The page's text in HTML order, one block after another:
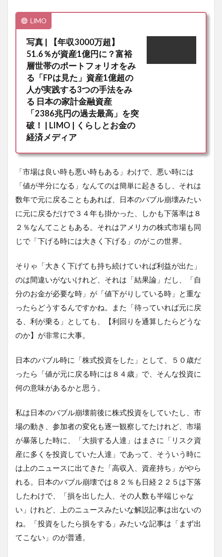
LIMO
写真 | 【年収3000万超】
51.6％が資産1億円に？富裕
層世帯のポートフォリオをみ
る「FPは見た」資産1億超の
人が実践する3つの手法をみ
る 日本の家計金融資産
「2386兆円の過去最高」を突
破！ | LIMO | くらしとお金の
経済メディア
「市場は良い時も悪い時もある」わけで、悪い時には
「値が半分になる」なんてのは簡単に起きるし、それは
数年で元に戻ることもあれば、日本のバブル崩壊みたい
に元に戻るだけで３４年も掛かった、しかも下落率は８
２％なんてこともある。それはアメリカの株式市場も同
じで「下げる時には大きく下げる」のがこの世界。
そりゃ「大きく下げても持ち続けていれば利益が出た」
のは間違いがないけれど、それは「結果論」だし、「自
分のお金が必要な時」が「値下がりしている時」と重な
ったらどうするんですかね。また「待っていれば元に戻
る、利が乗る」としても、【利回りを通算したらどうな
のか】が非常に大事。
日本のバブル時に「株式投資をした」として、５０歳だ
ったら「値が元に戻る時には８４歳」で、そんな投資に
何の意味があるかと思う。
私は日本のバブル崩壊前後に株式投資をしていたし、市
場の動き、参加者の変化も逐一観察してたけれど、市場
が暴落した時に、「大損する人達」はまさに「リスク資
産に多くを投資していた人達」であって、そういう時に
は上のニュースに出てきた「高収入、資産持ち」がやら
れる。日本のバブル崩壊では８２％も日経２２５は下落
したわけで、「損を出した人、その人数も半端じゃな
い」けれど、上のニュースみたいな解説記事は出ないの
ね。「投資をしたら損をする」みたいな記事は「まず出
てこない」のが普通。